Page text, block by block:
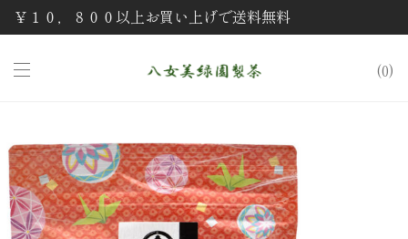
￥１０，８００以上お買い上げで送料無料
0